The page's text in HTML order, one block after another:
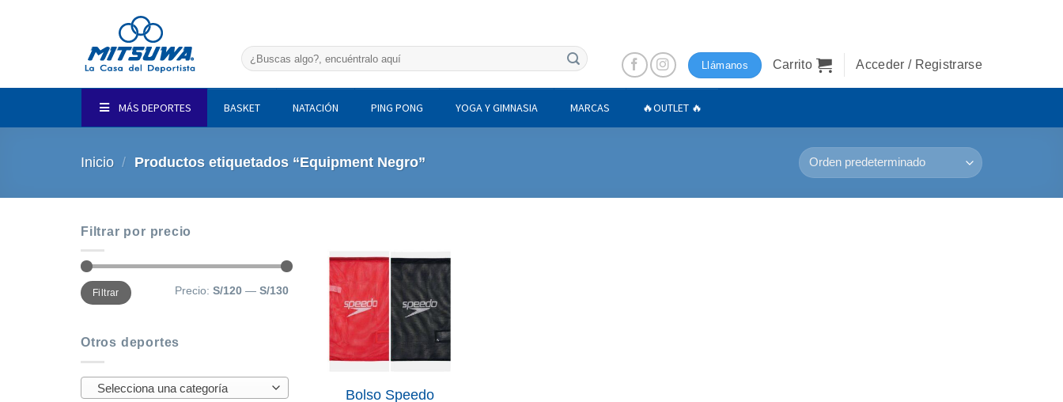
Buscar
por:
Llámanos Carrito Acceder / Registrarse
MÁS DEPORTES BASKET NATACIÓN PING PONG YOGA Y GIMNASIA MARCAS 🔥OUTLET 🔥
Inicio / Productos etiquetados “Equipment Negro”
Filtrar por precio
Precio
mínimo
Precio
máximo
Filtrar Precio: S/120— S/130
Otros deportes
Selecciona una categoría
Bolso Speedo